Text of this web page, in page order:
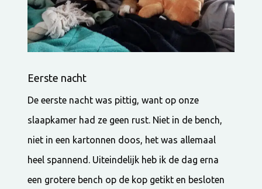
Eerste nacht
De eerste nacht was pittig, want op onze
slaapkamer had ze geen rust. Niet in de bench,
niet in een kartonnen doos, het was allemaal
heel spannend. Uiteindelijk heb ik de dag erna
een grotere bench op de kop getikt en besloten